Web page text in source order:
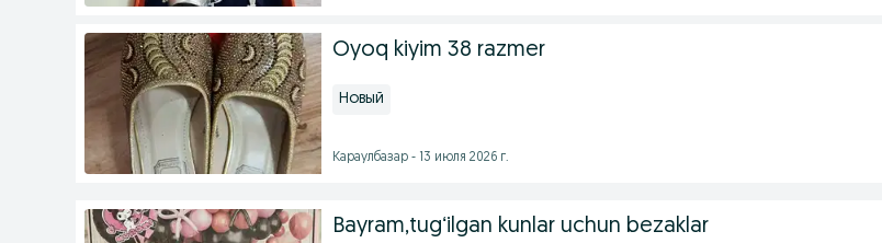
Oyoq kiyim 38 razmer
Новый
Караулбазар - 13 июля 2026 г.
Bayram,tugʻilgan kunlar uchun bezaklar